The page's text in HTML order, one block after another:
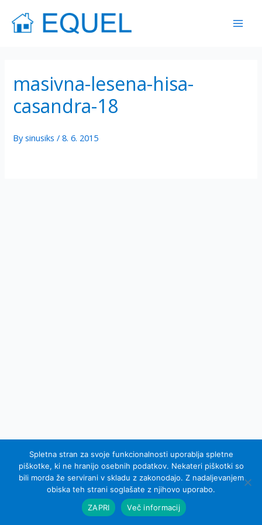
content
masivna-lesena-hisa-
casandra-18
Bysinusiks/8. 6. 2015
© 2007 - 2015 Equel d.o.o.; vse pravice pridržane
Izdelava spletnih strani Sinus IKS
Spletna stran za svoje funkcionalnosti uporablja spletne
piškotke, ki ne hranijo osebnih podatkov. Nekateri piškotki so
bili morda že servirani v skladu z zakonodajo. Z nadaljevanjem
obiska teh strani soglašate z njihovo uporabo.
ZAPRI
Več informacij